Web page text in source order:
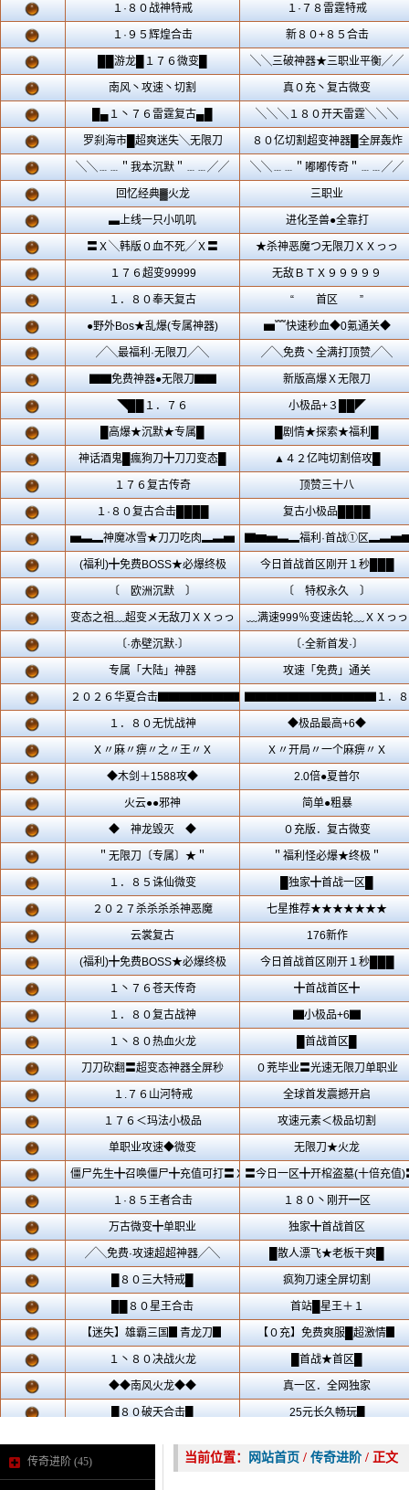
传奇进阶 (45) 当前位置： 网站首页 / 传奇进阶 / 正文